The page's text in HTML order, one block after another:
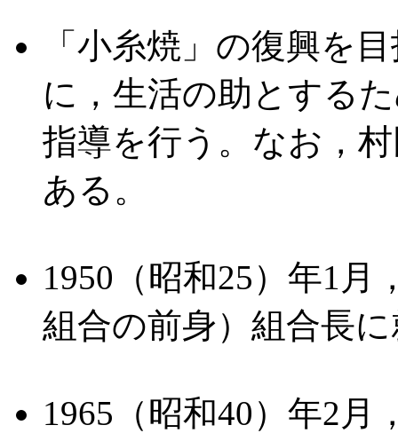
「小糸焼」の復興を
に，生活の助とする
指導を行う。なお，
ある。
1950（昭和25）年1月
組合の前身）組合長
1965（昭和40）年2